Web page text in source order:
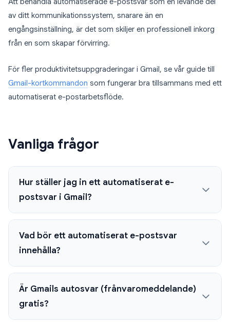
av ditt kommunikationssystem, snarare än en
engångsinställning, är det som skiljer en professionell inkorg
från en som skapar förvirring.
För fler produktivitetsuppgraderingar i Gmail, se vår guide till
Gmail-kortkommandon som fungerar bra tillsammans med ett
automatiserat e-postarbetsflöde.
Vanliga frågor
Hur ställer jag in ett automatiserat e-
postsvar i Gmail?
Vad bör ett automatiserat e-postsvar
innehålla?
Är Gmails autosvar (frånvaromeddelande)
gratis?